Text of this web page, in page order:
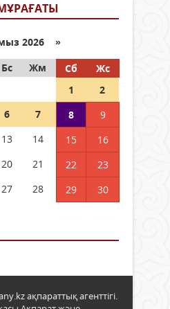
2026 »
Бс Жм Сб
Жс
1
2
6 7 8
9
13 14 15
16
20 21 22
23
27 28 29
30
ақпараттық агенттігі.